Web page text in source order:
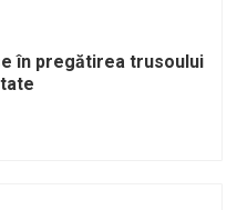
în pregătirea trusoului